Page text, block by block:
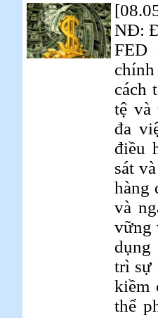
NĐ:
FED
cách
tệ và
đa
điều
sát
hàng
và
vững
dụng
trì sự
kiềm
thể